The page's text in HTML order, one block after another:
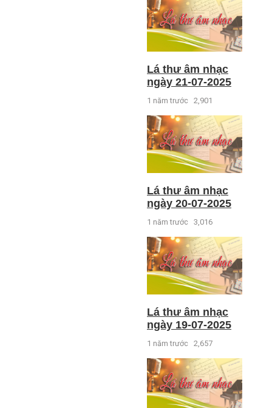
Lá thư âm nhạc
ngày 21-07-2025
1 năm trước 2,901
Lá thư âm nhạc
ngày 20-07-2025
1 năm trước 3,016
Lá thư âm nhạc
ngày 19-07-2025
1 năm trước 2,657